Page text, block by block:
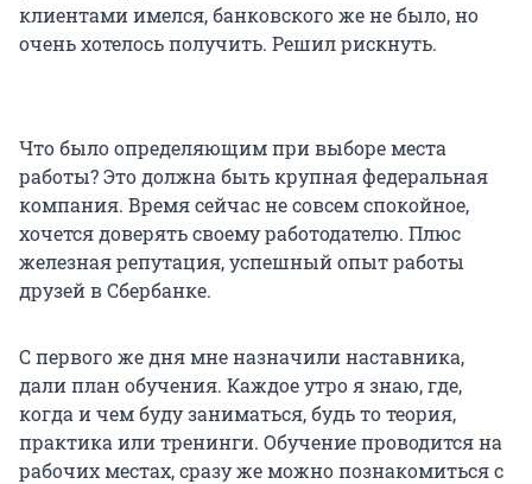
клиентами имелся, банковского же не было, но
очень хотелось получить. Решил рискнуть.
Что было определяющим при выборе места
работы? Это должна быть крупная федеральная
компания. Время сейчас не совсем спокойное,
хочется доверять своему работодателю. Плюс
железная репутация, успешный опыт работы
друзей в Сбербанке.
С первого же дня мне назначили наставника,
дали план обучения. Каждое утро я знаю, где,
когда и чем буду заниматься, будь то теория,
практика или тренинги. Обучение проводится на
рабочих местах, сразу же можно познакомиться с